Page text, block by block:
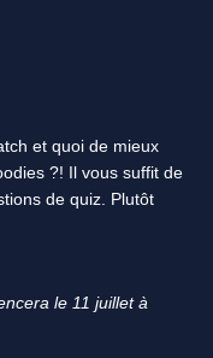
et quoi de mieux
?! Il vous suffit de
de quiz. Plutôt
le 11 juillet à